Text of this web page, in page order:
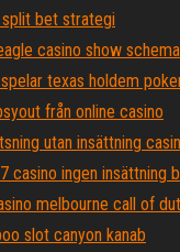
bet strategi
casino show schema
texas holdem
från online casino
utan insättning
casino ingen insättning
melbourne call of
slot canyon kanab